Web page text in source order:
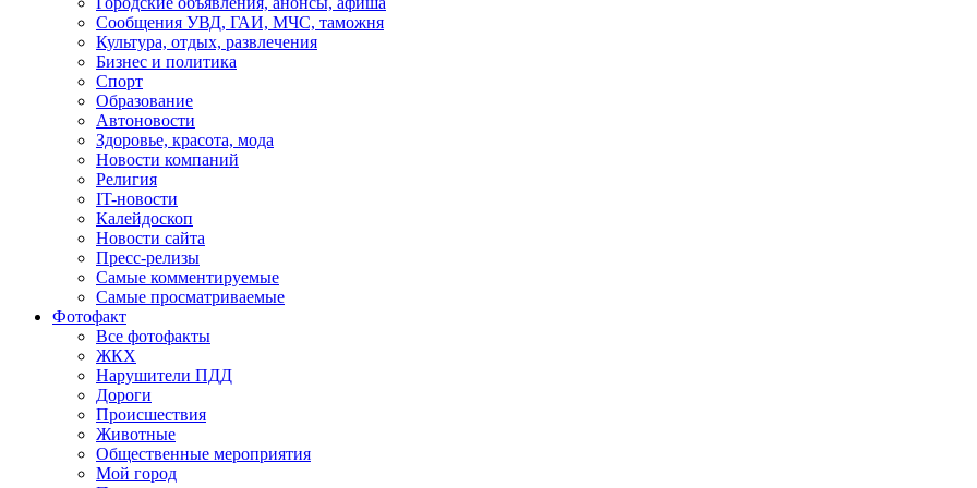
Сообщения УВД, ГАИ, МЧС, таможня
Культура, отдых, развлечения
Бизнес и политика
Спорт
Образование
Автоновости
Здоровье, красота, мода
Новости компаний
Религия
IT-новости
Калейдоскоп
Новости сайта
Пресс-релизы
Самые комментируемые
Самые просматриваемые
Фотофакт
Все фотофакты
ЖКХ
Нарушители ПДД
Дороги
Происшествия
Животные
Общественные мероприятия
Мой город